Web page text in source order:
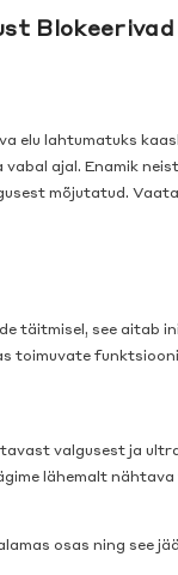
elu lahtumatuks
ajal. Enamik
mõjutatud.
täitmisel, see aitab
toimuvate
valgusest ja
lähemalt
osas ning see